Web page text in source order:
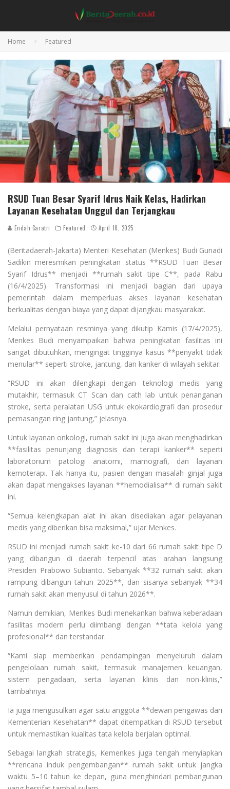
Home Featured
RSUD Tuan Besar Syarif Idrus Naik Kelas, Hadirkan
Layanan Kesehatan Unggul dan Terjangkau
Endah Caratri Featured April 18, 2025
(Beritadaerah-Jakarta) Menteri Kesehatan (Menkes) Budi Gunadi
Sadikin meresmikan peningkatan status **RSUD Tuan Besar
Syarif Idrus** menjadi **rumah sakit tipe C**, pada Rabu
(16/4/2025). Transformasi ini menjadi bagian dari upaya
pemerintah dalam memperluas akses layanan kesehatan
berkualitas dengan biaya yang dapat dijangkau masyarakat.
Melalui pernyataan resminya yang dikutip Kamis (17/4/2025),
Menkes Budi menyampaikan bahwa peningkatan fasilitas ini
sangat dibutuhkan, mengingat tingginya kasus **penyakit tidak
menular** seperti stroke, jantung, dan kanker di wilayah sekitar.
“RSUD ini akan dilengkapi dengan teknologi medis yang
mutakhir, termasuk CT Scan dan cath lab untuk penanganan
stroke, serta peralatan USG untuk ekokardiografi dan prosedur
pemasangan ring jantung,” jelasnya.
Untuk layanan onkologi, rumah sakit ini juga akan menghadirkan
**fasilitas penunjang diagnosis dan terapi kanker** seperti
laboratorium patologi anatomi, mamografi, dan layanan
kemoterapi. Tak hanya itu, pasien dengan masalah ginjal juga
akan dapat mengakses layanan **hemodialisa** di rumah sakit
ini.
“Semua kelengkapan alat ini akan disediakan agar pelayanan
medis yang diberikan bisa maksimal,” ujar Menkes.
RSUD ini menjadi rumah sakit ke-10 dari 66 rumah sakit tipe D
yang dibangun di daerah terpencil atas arahan langsung
Presiden Prabowo Subianto. Sebanyak **32 rumah sakit akan
rampung dibangun tahun 2025**, dan sisanya sebanyak **34
rumah sakit akan menyusul di tahun 2026**.
Namun demikian, Menkes Budi menekankan bahwa keberadaan
fasilitas modern perlu diimbangi dengan **tata kelola yang
profesional** dan terstandar.
“Kami siap memberikan pendampingan menyeluruh dalam
pengelolaan rumah sakit, termasuk manajemen keuangan,
sistem pengadaan, serta layanan klinis dan non-klinis,”
tambahnya.
Ia juga mengusulkan agar satu anggota **dewan pengawas dari
Kementerian Kesehatan** dapat ditempatkan di RSUD tersebut
untuk memastikan kualitas tata kelola berjalan optimal.
Sebagai langkah strategis, Kemenkes juga tengah menyiapkan
**rencana induk pengembangan** rumah sakit untuk jangka
waktu 5–10 tahun ke depan, guna menghindari pembangunan